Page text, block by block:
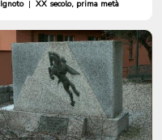
Ignoto | XX secolo, prima metà